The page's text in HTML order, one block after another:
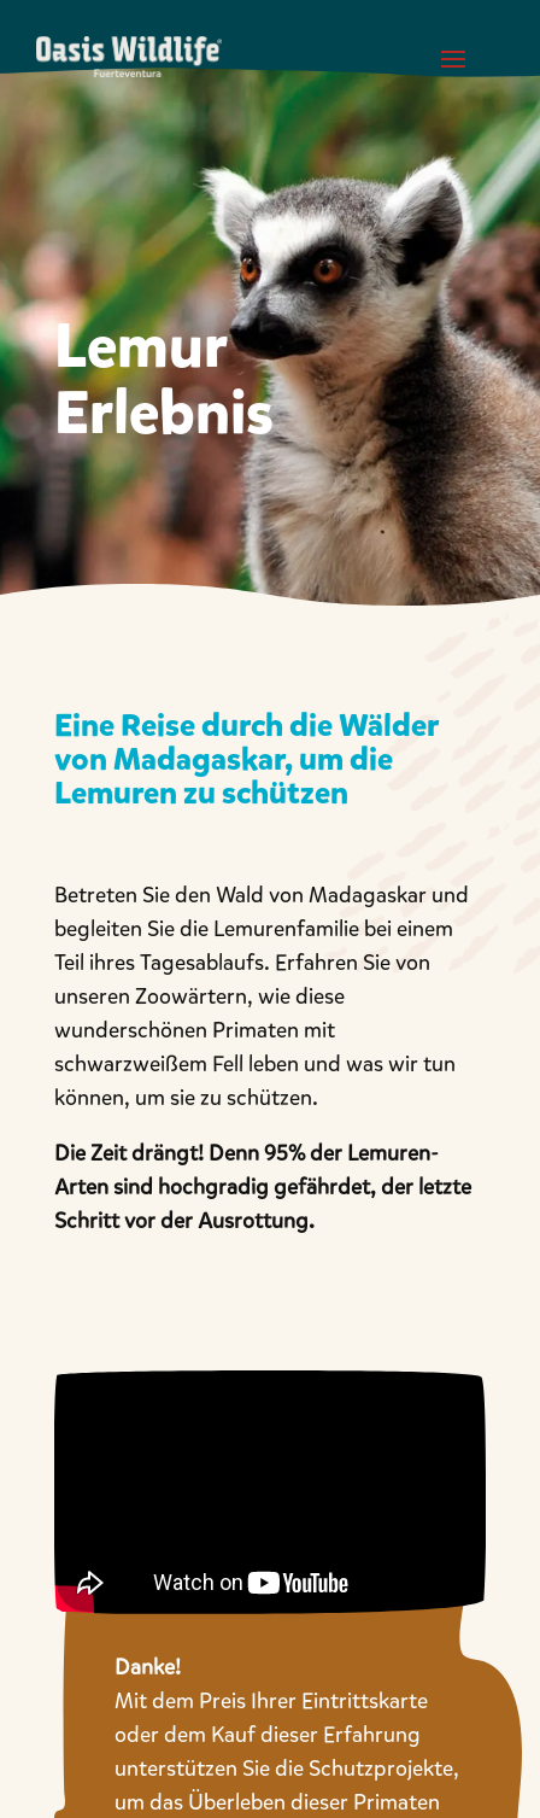
Lemur
Erlebnis
Eine Reise durch die Wälder
von Madagaskar, um die
Lemuren zu schützen
Betreten Sie den Wald von Madagaskar und
begleiten Sie die Lemurenfamilie bei einem
Teil ihres Tagesablaufs. Erfahren Sie von
unseren Zoowärtern, wie diese
wunderschönen Primaten mit
schwarzweißem Fell leben und was wir tun
können, um sie zu schützen.
Die Zeit drängt! Denn 95% der Lemuren-
Arten sind hochgradig gefährdet, der letzte
Schritt vor der Ausrottung.
Danke!
Mit dem Preis Ihrer Eintrittskarte
oder dem Kauf dieser Erfahrung
unterstützen Sie die Schutzprojekte,
um das Überleben dieser Primaten